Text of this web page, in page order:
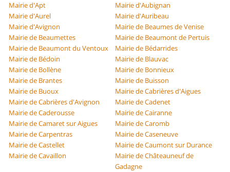
Mairie d'Apt
Mairie d'Aubignan
Mairie d'Aurel
Mairie d'Auribeau
Mairie d'Avignon
Mairie de Beaumes de Venise
Mairie de Beaumettes
Mairie de Beaumont de Pertuis
Mairie de Beaumont du Ventoux
Mairie de Bédarrides
Mairie de Bédoin
Mairie de Blauvac
Mairie de Bollène
Mairie de Bonnieux
Mairie de Brantes
Mairie de Buisson
Mairie de Buoux
Mairie de Cabrières d'Aigues
Mairie de Cabrières d'Avignon
Mairie de Cadenet
Mairie de Caderousse
Mairie de Cairanne
Mairie de Camaret sur Aigues
Mairie de Caromb
Mairie de Carpentras
Mairie de Caseneuve
Mairie de Castellet
Mairie de Caumont sur Durance
Mairie de Cavaillon
Mairie de Châteauneuf de
Gadagne